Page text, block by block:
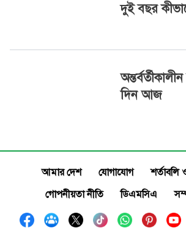
দুই বছর
দিন আজ
আমার দেশ যোগাযোগ
শর্তাবলি
গোপনীয়তা নীতি
ডিএমসিএ